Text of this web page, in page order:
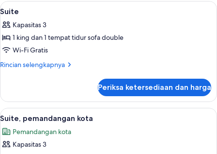
Lihat
semua
foto
untuk
Suite
Seprai premium, tempat tidur Select
4
Suite
Kapasitas 3
1 king dan 1 tempat tidur sofa double
Wi-Fi Gratis
Rincian selengkapnya
Rincian
Suite
Periksa ketersediaan dan harga
Lihat
semua
foto
untuk
Seprai premium, tempat tidur Select
5
Suite, pemandangan kota
Pemandangan kota
Kapasitas 3